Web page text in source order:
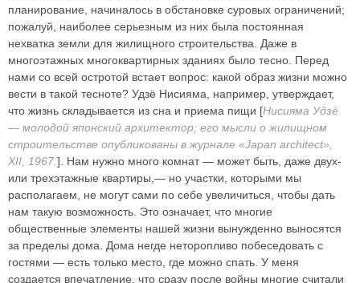
планирование, начиналось в обстановке суровых ограничений;
пожалуй, наиболее серьезным из них была постоянная
нехватка земли для жилищного строительства. Даже в
многоэтажных многоквартирных зданиях было тесно. Перед
нами со всей остротой встает вопрос: какой образ жизни можно
вести в такой тесноте? Удзё Нисияма, например, утверждает,
что жизнь складывается из сна и приема пищи [Нисияма Удзё
— молодой японский архитектор; его мысли о жилищном
строительстве опубликованы в журнале «Japan architect»,
XII, 1967. ]. Нам нужно много комнат — может быть, даже двух-
или трехэтажные квартиры,— но участки, которыми мы
располагаем, не могут сами по себе увеличиться, чтобы дать
нам такую возможность. Это означает, что многие
общественные элементы нашей жизни вынужденно выносятся
за пределы дома. Дома негде неторопливо побеседовать с
гостями — есть только место, где можно спать. У меня
создается впечатление, что сразу после войны многие считали